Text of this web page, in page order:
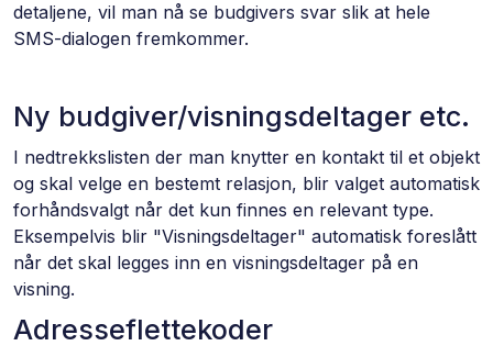
detaljene, vil man nå se budgivers svar slik at hele
SMS-dialogen fremkommer.
Ny budgiver/visningsdeltager etc.
I nedtrekkslisten der man knytter en kontakt til et objekt
og skal velge en bestemt relasjon, blir valget automatisk
forhåndsvalgt når det kun finnes en relevant type.
Eksempelvis blir "Visningsdeltager" automatisk foreslått
når det skal legges inn en visningsdeltager på en
visning.
Adresseflettekoder